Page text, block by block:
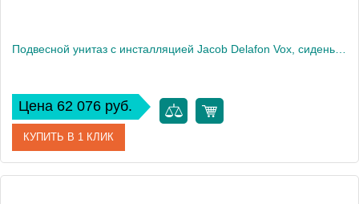
Цена 62 076 руб.
КУПИТЬ В 1 КЛИК